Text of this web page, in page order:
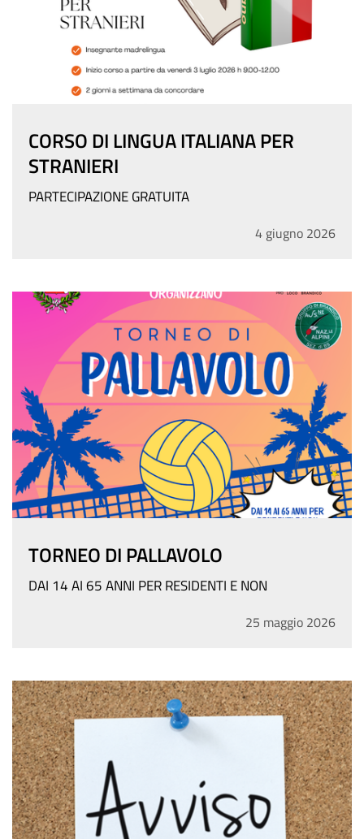
CORSO DI LINGUA ITALIANA PER
STRANIERI
PARTECIPAZIONE GRATUITA
4 giugno 2026
TORNEO DI PALLAVOLO
DAI 14 AI 65 ANNI PER RESIDENTI E NON
25 maggio 2026